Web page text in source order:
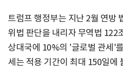
트럼프 행정부는 지난 2월 연방
위법 판단을 내리자 무역법 122
상대국에 10%의 '글로벌 관세'
세는 적용 기간이 최대 150일에